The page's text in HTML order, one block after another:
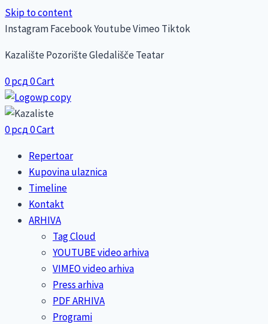
Skip to content
InstagramFacebookYoutubeVimeo Tiktok
Kazalište Pozorište Gledališče Teatar
0рсд0Cart
0рсд0Cart
Repertoar
Kupovina ulaznica
Timeline
Kontakt
ARHIVA
Tag Cloud
YOUTUBE video arhiva
VIMEO video arhiva
Press arhiva
PDF ARHIVA
Programi